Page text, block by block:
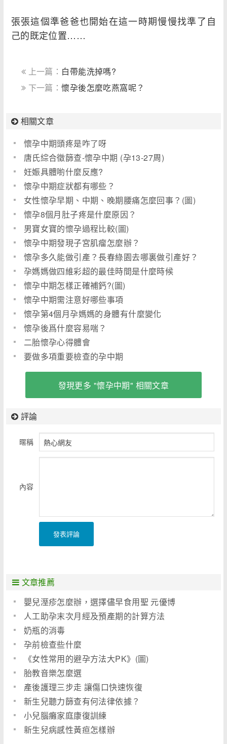
張張這個準爸爸也開始在這一時期慢慢找準了自
己的既定位置……
上一篇： 白帶能洗掉嗎?
下一篇：懷孕後怎麼吃燕窩呢？
相關文章
懷孕中期頭疼是咋了呀
唐氏綜合徵篩查-懷孕中期 (孕13-27周)
妊娠具體喲什麼反應?
懷孕中期症狀都有哪些？
女性懷孕早期、中期、晚期腰痛怎麼回事？(圖)
懷孕8個月肚子疼是什麼原因？
男寶女寶的懷孕過程比較(圖)
懷孕中期發現子宮肌瘤怎麼辦？
懷孕多久能做引產？長春綠園去哪裏做引產好？
孕媽媽做四維彩超的最佳時間是什麼時候
懷孕中期怎樣正確補鈣?(圖)
懷孕中期需注意好哪些事項
懷孕第4個月孕媽媽的身體有什麼變化
懷孕後爲什麼容易喘？
二胎懷孕心得體會
要做多項重要檢查的孕中期
發現更多 "懷孕中期" 相關文章
評論
暱稱
內容
發表評論
文章推薦
嬰兒溼疹怎麼辦，選擇儘早食用聖 元優博
人工助孕末次月經及預產期的計算方法
奶瓶的消毒
孕前檢查些什麼
《女性常用的避孕方法大PK》(圖)
胎教音樂怎麼選
產後護理三步走 讓傷口快速恢復
新生兒聽力篩查有何法律依據？
小兒腦癱家庭康復訓練
新生兒病感性黃疸怎樣辦